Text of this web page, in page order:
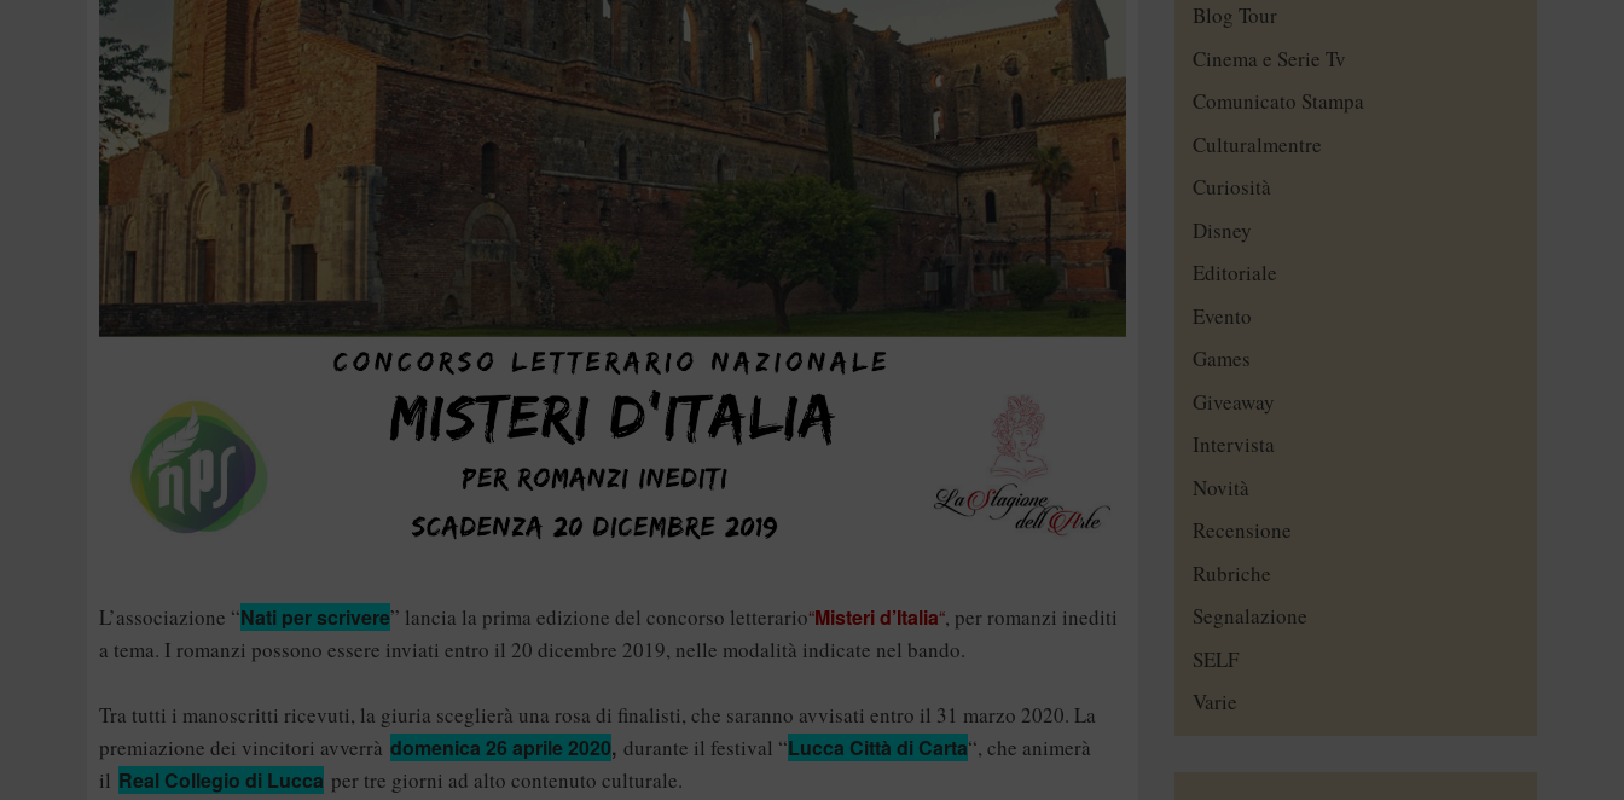
L’associazione “Nati per scrivere” lancia la prima edizione del concorso letterario“Misteri d’Italia“, per romanzi inediti
a tema. I romanzi possono essere inviati entro il 20 dicembre 2019, nelle modalità indicate nel bando.
Tra tutti i manoscritti ricevuti, la giuria sceglierà una rosa di finalisti, che saranno avvisati entro il 31 marzo 2020. La
premiazione dei vincitori avverrà domenica 26 aprile 2020, durante il festival “Lucca Città di Carta“, che animerà
il Real Collegio di Lucca per tre giorni ad alto contenuto culturale.
Blog Tour
Cinema e Serie Tv
Comunicato Stampa
Culturalmentre
Curiosità
Disney
Editoriale
Evento
Games
Giveaway
Intervista
Novità
Recensione
Rubriche
Segnalazione
SELF
Varie